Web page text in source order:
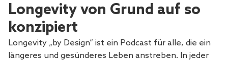
Longevity von Grund auf so
konzipiert
Longevity „by Design“ ist ein Podcast für alle, die ein
längeres und gesünderes Leben anstreben. In jeder